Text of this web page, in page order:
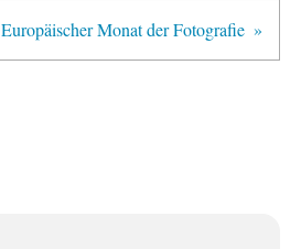
Europäischer Monat der Fotografie